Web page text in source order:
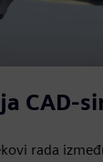
CAD-
rada